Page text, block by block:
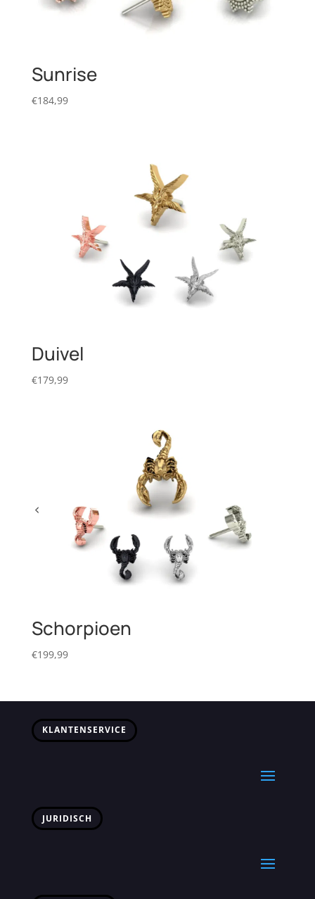
Sunrise
€184,99
Duivel
€179,99
Schorpioen
€199,99
KLANTENSERVICE
JURIDISCH